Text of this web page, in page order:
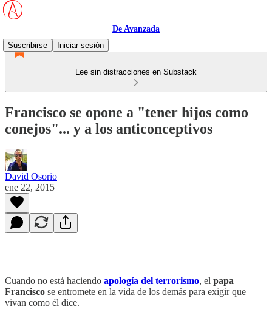
De Avanzada
Suscribirse
Iniciar sesión
Lee sin distracciones en Substack
Francisco se opone a "tener hijos como
conejos"... y a los anticonceptivos
David Osorio
ene 22, 2015
Cuando no está haciendo apología del terrorismo, el papa
Francisco se entromete en la vida de los demás para exigir que
vivan como él dice.